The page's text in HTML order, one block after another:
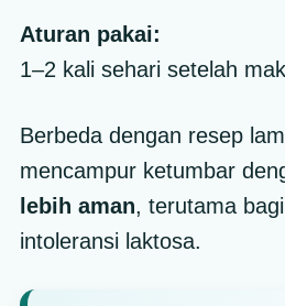
Aturan pakai:
1–2 kali sehari setelah
Berbeda dengan resep
mencampur ketumbar
lebih aman, terutama
intoleransi laktosa.